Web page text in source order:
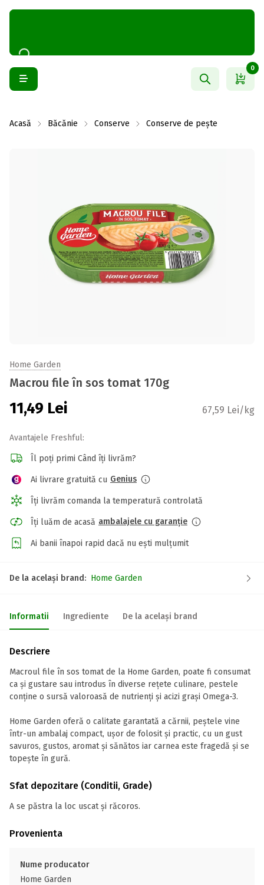
0
Acasă Băcănie Conserve Conserve de pește
Home Garden
Macrou file în sos tomat 170g
11,49 Lei 67,59 Lei/kg
Avantajele Freshful:
Îl poți primi Când îți livrăm?
Ai livrare gratuită cu Genius
Îți livrăm comanda la temperatură controlată
Îți luăm de acasă ambalajele cu garanție
Ai banii înapoi rapid dacă nu ești mulțumit
De la același brand: Home Garden
Informatii Ingrediente De la același brand
Descriere
Macroul file în sos tomat de la Home Garden, poate fi consumat
ca și gustare sau introdus în diverse rețete culinare, pestele
conține o sursă valoroasă de nutrienți și acizi grași Omega-3.
Home Garden oferă o calitate garantată a cărnii, peștele vine
într-un ambalaj compact, ușor de folosit și practic, cu un gust
savuros, gustos, aromat și sănătos iar carnea este fragedă și se
topește în gură.
Sfat depozitare (Conditii, Grade)
A se păstra la loc uscat și răcoros.
Provenienta
Nume producator
Home Garden